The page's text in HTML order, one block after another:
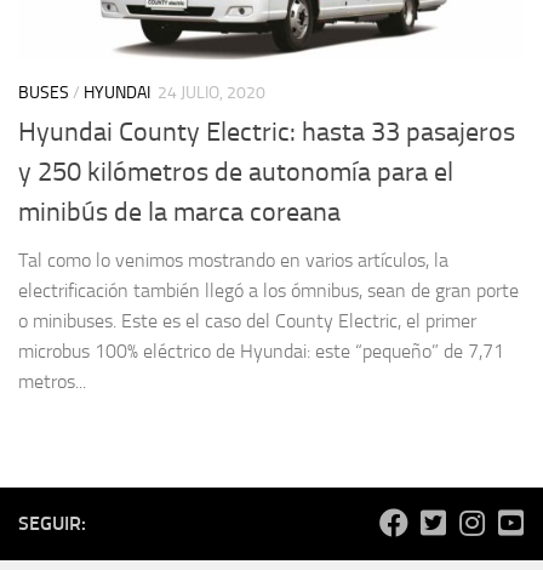
BUSES / HYUNDAI 24 JULIO, 2020
Hyundai County Electric: hasta 33 pasajeros
y 250 kilómetros de autonomía para el
minibús de la marca coreana
Tal como lo venimos mostrando en varios artículos, la
electrificación también llegó a los ómnibus, sean de gran porte
o minibuses. Este es el caso del County Electric, el primer
microbus 100% eléctrico de Hyundai: este “pequeño” de 7,71
metros...
SEGUIR: